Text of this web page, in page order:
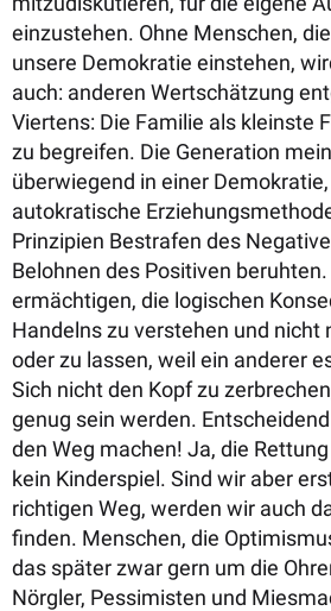
einzustehen. Ohne Menschen,
unsere Demokratie einstehen,
auch: anderen Wertschätzung
Viertens: Die Familie als kleinste
zu begreifen. Die Generation
überwiegend in einer
autokratische
Prinzipien Bestrafen des
Belohnen des Positiven
ermächtigen, die logischen
Handelns zu verstehen und nicht
oder zu lassen, weil ein anderer
Sich nicht den Kopf zu
genug sein werden.
den Weg machen! Ja, die
kein Kinderspiel. Sind wir aber
richtigen Weg, werden wir auch
finden. Menschen, die
das später zwar gern um die
Nörgler, Pessimisten und